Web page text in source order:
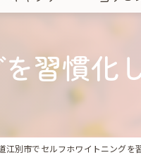
脱毛
学割
習慣化
江別市でセルフホワイトニングを